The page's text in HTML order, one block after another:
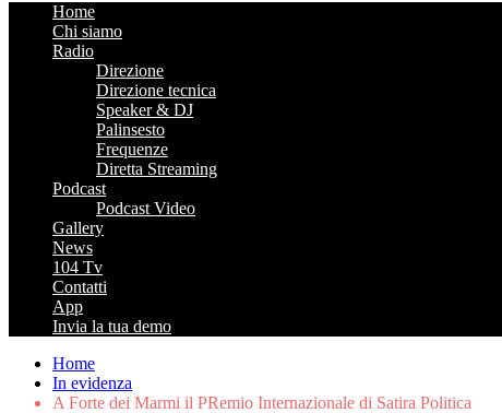
Home
Chi siamo
Radio
Direzione
Direzione tecnica
Speaker & DJ
Palinsesto
Frequenze
Diretta Streaming
Podcast
Podcast Video
Gallery
News
104 Tv
Contatti
App
Invia la tua demo
Home
In evidenza
A Forte dei Marmi il PRemio Internazionale di Satira Politica